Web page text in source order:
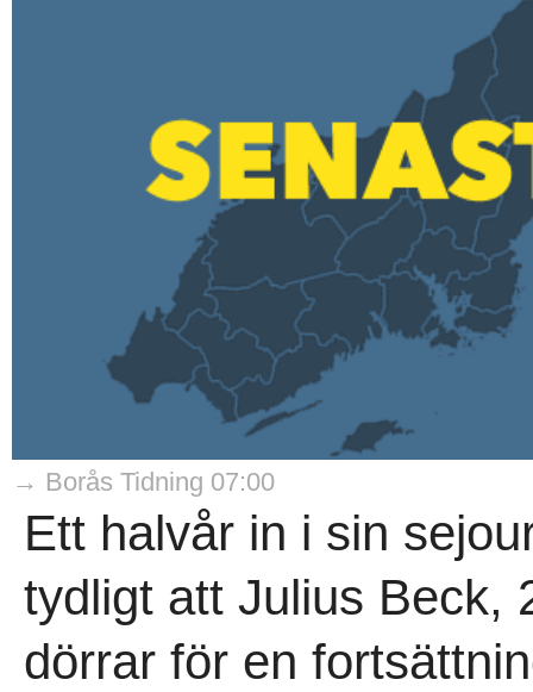
→ Borås Tidning 07:00
Ett halvår in i sin
tydligt att Julius Beck,
dörrar för en